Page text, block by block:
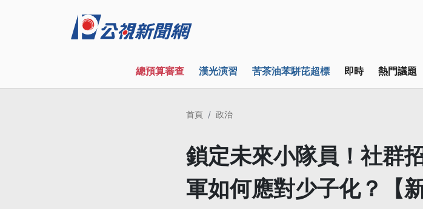
總預算審查 漢光演習 苦茶油苯駢芘超標 即時 熱門議題
首頁 政治
鎖定未來小隊員！社群
軍如何應對少子化？【